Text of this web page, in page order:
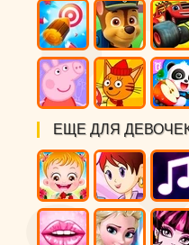
ЕЩЕ ДЛЯ